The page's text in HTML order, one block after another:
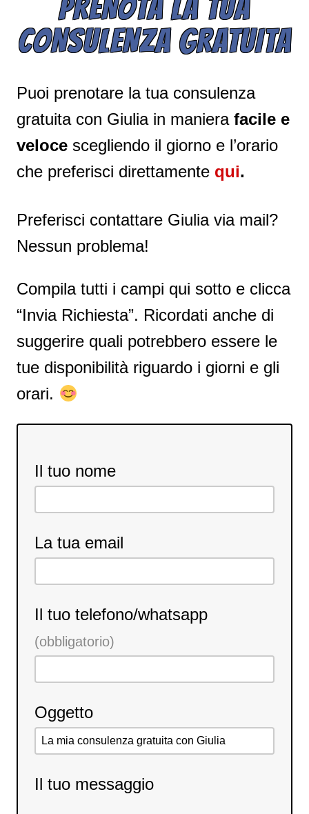
PRENOTA LA TUA
CONSULENZA GRATUITA
Puoi prenotare la tua consulenza
gratuita con Giulia in maniera facile e
veloce scegliendo il giorno e l’orario
che preferisci direttamente qui.
Preferisci contattare Giulia via mail?
Nessun problema!
Compila tutti i campi qui sotto e clicca
“Invia Richiesta”. Ricordati anche di
suggerire quali potrebbero essere le
tue disponibilità riguardo i giorni e gli
orari.
Il tuo nome
La tua email
Il tuo telefono/whatsapp
(obbligatorio)
Oggetto
Il tuo messaggio